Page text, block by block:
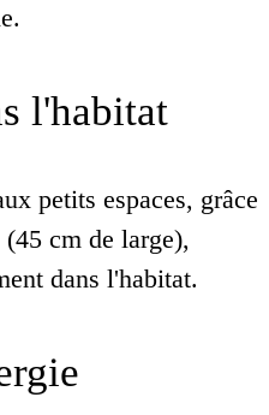
l'habitat
petits espaces, grâce
cm de large),
dans l'habitat.